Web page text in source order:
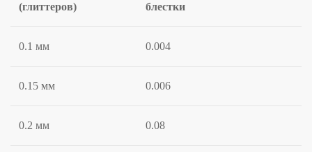
(глиттеров)
блестки
0.1 мм 0.004
0.15 мм 0.006
0.2 мм 0.08